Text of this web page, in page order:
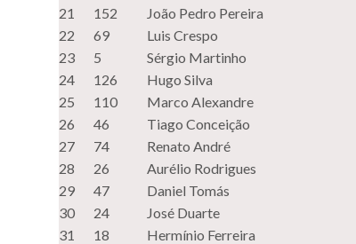
21
152 João Pedro Pereira
22
69 Luis Crespo
23
5 Sérgio Martinho
24
126 Hugo Silva
25
110 Marco Alexandre
26
46 Tiago Conceição
27
74 Renato André
28
26 Aurélio Rodrigues
29
47 Daniel Tomás
30
24 José Duarte
31
18 Hermínio Ferreira